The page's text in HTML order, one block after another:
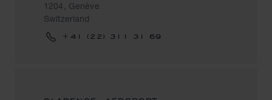
1204, Genève
Switzerland
+41 (22) 311 31 69